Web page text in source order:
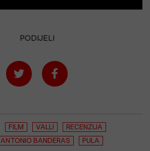
PODIJELI
FILM VALLI
RECENZIJA
ANTONIO BANDERAS PULA